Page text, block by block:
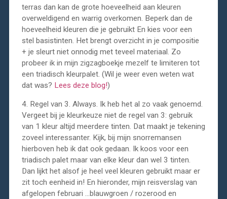
terras dan kan de grote hoeveelheid aan kleuren
overweldigend en warrig overkomen. Beperk dan de
hoeveelheid kleuren die je gebruikt En kies voor een
stel basistinten. Het brengt overzicht in je compositie
+ je sleurt niet onnodig met teveel materiaal. Zo
probeer ik in mijn zigzagboekje mezelf te limiteren tot
een triadisch kleurpalet. (Wil je weer even weten wat
dat was? Lees deze blog!)
4. Regel van 3. Always. Ik heb het al zo vaak genoemd.
Vergeet bij je kleurkeuze niet de regel van 3: gebruik
van 1 kleur altijd meerdere tinten. Dat maakt je tekening
zoveel interessanter. Kijk, bij mijn snorremansen
hierboven heb ik dat ook gedaan. Ik koos voor een
triadisch palet maar van elke kleur dan wel 3 tinten.
Dan lijkt het alsof je heel veel kleuren gebruikt maar er
zit toch eenheid in! En hieronder, mijn reisverslag van
afgelopen februari …blauwgroen / rozerood en